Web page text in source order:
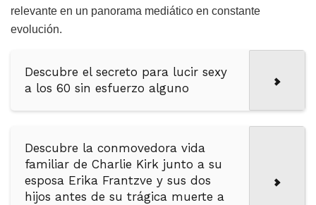
relevante en un panorama mediático en constante
evolución.
Descubre el secreto para lucir sexy
a los 60 sin esfuerzo alguno
Descubre la conmovedora vida
familiar de Charlie Kirk junto a su
esposa Erika Frantzve y sus dos
hijos antes de su trágica muerte a